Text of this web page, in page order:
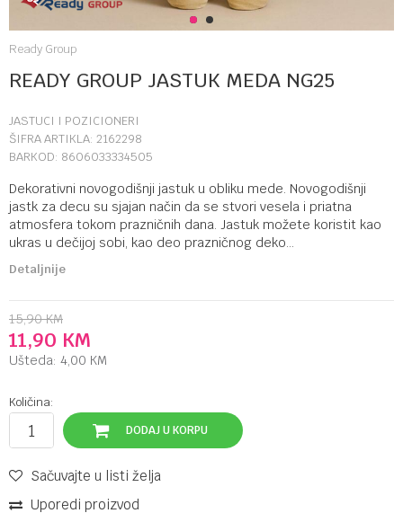
1 2
Ready Group
READY GROUP JASTUK MEDA NG25
JASTUCI I POZICIONERI
ŠIFRA ARTIKLA: 2162298
BARKOD: 8606033334505
Dekorativni novogodišnji jastuk u obliku mede. Novogodišnji
jastk za decu su sjajan način da se stvori vesela i priatna
atmosfera tokom prazničnih dana. Jastuk možete koristit kao
ukras u dečijoj sobi, kao deo prazničnog deko...
Detaljnije
15,90 KM
11,90 KM
Ušteda: 4,00 KM
Količina:
DODAJ U KORPU
Sačuvajte u listi želja
Uporedi proizvod